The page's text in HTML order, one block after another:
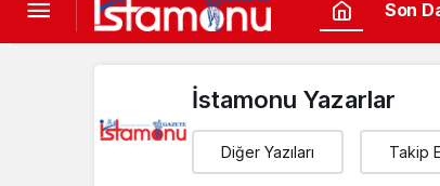
Son
İstamonu Yazarlar
Diğer Yazıları Takip